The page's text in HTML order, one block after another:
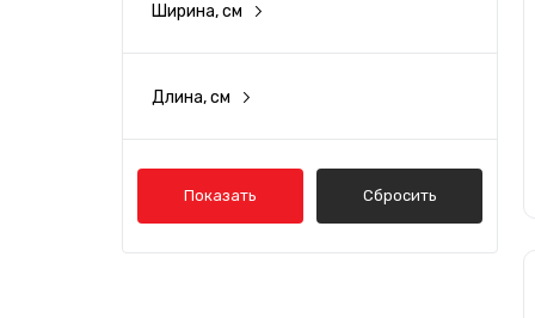
Ширина, см
Длина, см
45
Показать Сбросить